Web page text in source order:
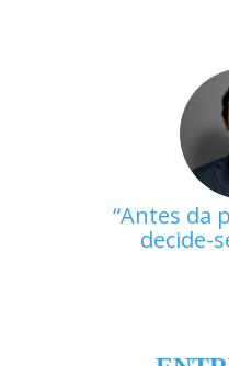
Antes da
decide-